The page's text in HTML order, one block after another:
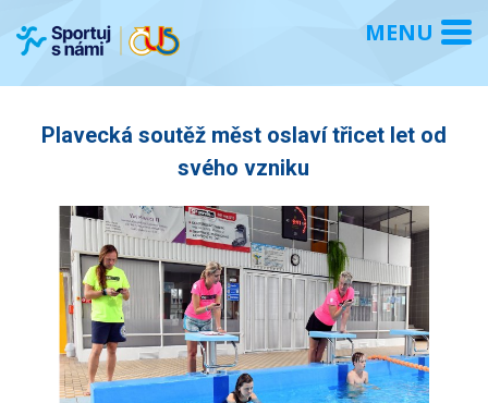
Plavecká soutěž měst oslaví třicet let od
svého vzniku